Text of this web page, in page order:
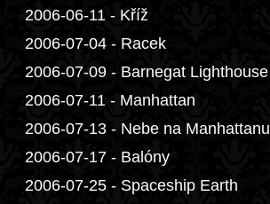
2006-06-11 - Kříž
2006-07-04 - Racek
2006-07-09 - Barnegat Lighthouse
2006-07-11 - Manhattan
2006-07-13 - Nebe na Manhattanu
2006-07-17 - Balóny
2006-07-25 - Spaceship Earth